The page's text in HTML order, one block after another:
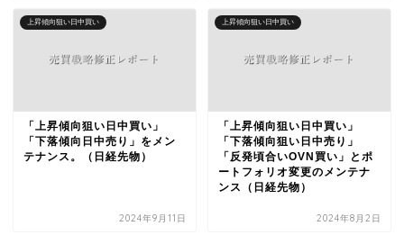
上昇傾向狙い日中買い
「上昇傾向狙い日中買い」
「下落傾向日中売り」をメン
テナンス。（日経先物）
2024年9月11日
上昇傾向狙い日中買い
「上昇傾向狙い日中買い」
「下落傾向狙い日中売り」
「反発頃合いOVN買い」とポ
ートフォリオ変更のメンテナ
ンス（日経先物）
2024年8月2日